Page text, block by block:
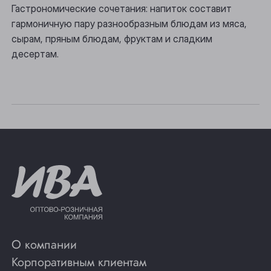
Гастрономические сочетания: напиток составит
гармоничную пару разнообразным блюдам из мяса,
сырам, пряным блюдам, фруктам и сладким
десертам.
О компании
Корпоративным клиентам
Томск
Юрга